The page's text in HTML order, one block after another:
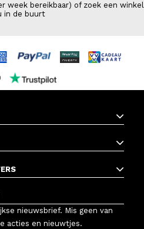
week bereikbaar) of zoek een winkel
in de buurt
nieuwsbrief. Mis geen van
acties en nieuwtjes.